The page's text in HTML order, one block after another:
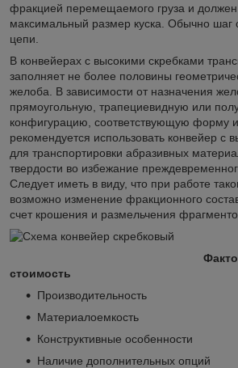
фракцией перемещаемого груза и
максимальный размер куска. Обычно шаг
цепи.
В конвейерах с высокими скребками
заполняет не более половины
желоба. В зависимости от назначения
прямоугольную, трапециевидную или
конфигурацию, соответствующую форму
рекомендуется использовать конвейер с
для транспортировки абразивных
твердости во избежание
Следует иметь в виду, что при работе
возможно изменение фракционного
счет крошения и размельчения
стоимость
Производительность
Материалоемкость
Конструктивные особенности
Наличие дополнительных опций